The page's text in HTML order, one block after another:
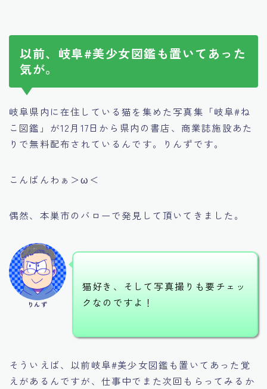
以前、岐阜#美少女図鑑も置いてあった
気が。
岐阜県内に在住している猫を集めた写真集「岐阜#ね
こ図鑑」が12月17日から県内の書店、商業誌施設あた
りで無料配布されているんです。りんずです。
こんばんわぁ＞ω＜
偶然、本巣市のバローで発見して頂いてきました。
りんず
猫好き、そして写真撮りも要チェッ
クなのですよ！
そういえば、以前岐阜#美少女図鑑も置いてあった覚
えがあるんですが、仕事中でまた次回もらってみるか